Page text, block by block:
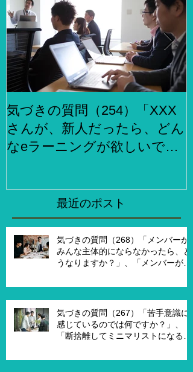
気づきの質問（254）「XXX
さんが、新人だったら、どん
なeラーニングが欲しいです
のですか？」最近のポスト
気づきの質問（268）「メンバーが
みんな主体的にならなかったら、ど
うなりますか？」、「メンバーが主
を実現したいですか？」、「XXさん
トを受ければ、主体的になります
か？」
気づきの質問（267）「苦手意識に
感じているのでは何ですか？」、
「断捨離してミニマリストになるの
うと違うのではないですか？」